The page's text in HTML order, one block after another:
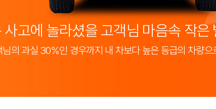
사고에 놀라셨을 고객님 마음속 작
님의 과실 30%인 경우까지 내 차보다 높은 등급의 차량으